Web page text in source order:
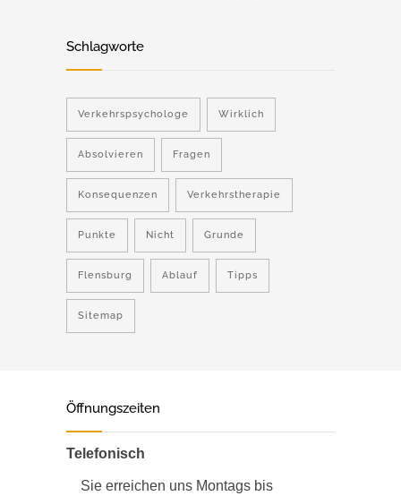
Schlagworte
Verkehrspsychologe Wirklich
Absolvieren Fragen
Konsequenzen Verkehrstherapie
Punkte Nicht Grunde
Flensburg Ablauf Tipps
Sitemap
Öffnungszeiten
Telefonisch
Sie erreichen uns Montags bis